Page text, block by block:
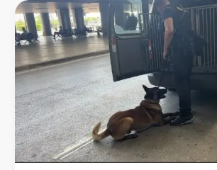
Όλη
η
αλήθεια
για
την
εκπαίδευση
των
αστυνομικών
σκύλων